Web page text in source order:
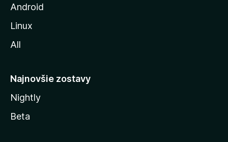
z
l
Android
Linux
All
Najnovšie zostavy
Nightly
Beta